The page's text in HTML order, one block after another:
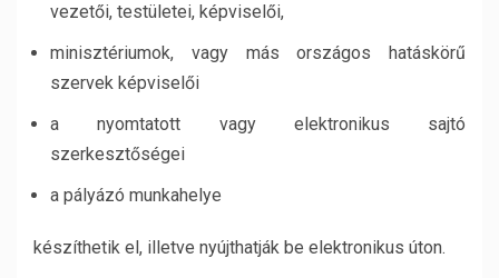
vezetői, testületei, képviselői,
minisztériumok, vagy más országos hatáskörű
szervek képviselői
a nyomtatott vagy elektronikus sajtó
szerkesztőségei
a pályázó munkahelye
készíthetik el, illetve nyújthatják be elektronikus úton.